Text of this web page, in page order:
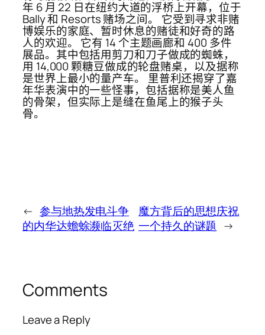
年 6 月 22 日在纽约大道的浮桥上开幕，位于
Bally 和 Resorts 赌场之间。 它受到寻求非赌
博娱乐的家庭、暂时休​​息的赌徒和好奇的路
人的欢迎。 它有 14 个主题画廊和 400 多件
展品。其中包括用剪刀和刀子做成的蜘蛛，
用 14,000 颗糖豆做成的轮盘赌桌，以及据称
是世界上最小的量产车。 里普利还揭穿了嘉
年华表演中的一些怪事，包括据称是美人鱼
的骨架，但实际上是缝在鱼尾上的猴子头
骨。
← 参与地热发电斗争
的内华达蟾蜍濒临灭绝
魔方背后的思想庆祝
一个持久的谜题 →
Comments
Leave a Reply